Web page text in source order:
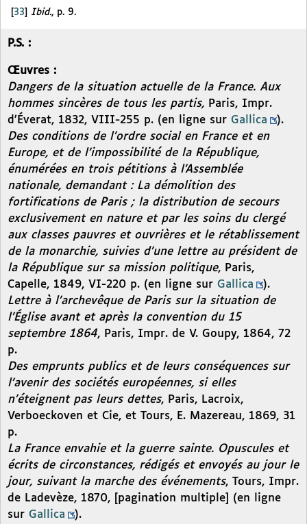
33 Ibid., p. 9.
P.S. :
Œuvres :
Dangers de la situation actuelle de la France. Aux
hommes sincères de tous les partis, Paris, Impr.
d’Éverat, 1832, VIII-255 p. (en ligne sur Gallica
).
Des conditions de l’ordre social en France et en
Europe, et de l’impossibilité de la République,
énumérées en trois pétitions à l’Assemblée
nationale, demandant : La démolition des
fortifications de Paris ; la distribution de secours
exclusivement en nature et par les soins du clergé
aux classes pauvres et ouvrières et le rétablissement
de la monarchie, suivies d’une lettre au président de
la République sur sa mission politique, Paris,
Capelle, 1849, VI-220 p. (en ligne sur Gallica
).
Lettre à l’archevêque de Paris sur la situation de
l’Église avant et après la convention du 15
septembre 1864, Paris, Impr. de V. Goupy, 1864, 72
p.
Des emprunts publics et de leurs conséquences sur
l’avenir des sociétés européennes, si elles
n’éteignent pas leurs dettes, Paris, Lacroix,
Verboeckoven et Cie, et Tours, E. Mazereau, 1869, 31
p.
La France envahie et la guerre sainte. Opuscules et
écrits de circonstances, rédigés et envoyés au jour le
jour, suivant la marche des événements, Tours, Impr.
de Ladevèze, 1870, [pagination multiple] (en ligne
sur Gallica
).